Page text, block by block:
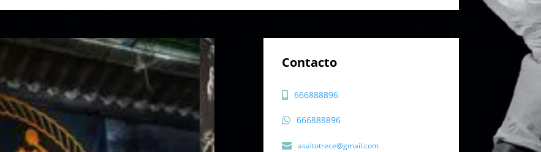
Contacto
666888896
666888896
asaltotrece@gmail.com